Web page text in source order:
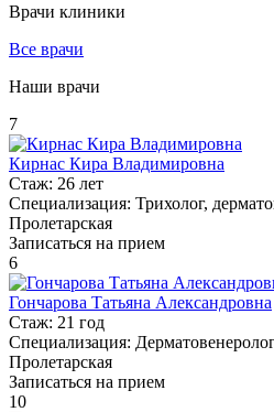
Врачи клиники
Все врачи
Наши врачи
7
Кирнас Кира Владимировна
Стаж: 26 лет
Специализация: Трихолог,
Пролетарская
Записаться на прием
6
Гончарова Татьяна Александровна
Стаж: 21 год
Специализация:
Пролетарская
Записаться на прием
10